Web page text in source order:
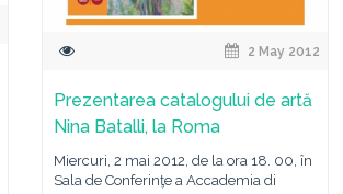
2 May 2012
Prezentarea catalogului de artă
Nina Batalli, la Roma
Miercuri, 2 mai 2012, de la ora 18. 00, în
Sala de Conferinţe a Accademia di